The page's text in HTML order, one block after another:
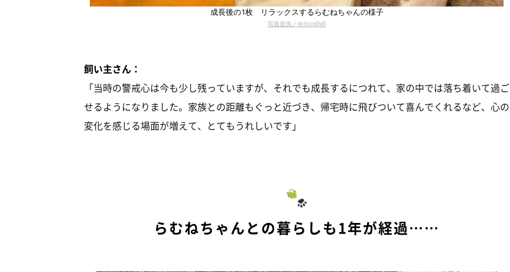
成長後の1枚 リラックスするらむねちゃんの様子
写真提供／＠nico0v0
飼い主さん：
「当時の警戒心は今も少し残っていますが、それでも成長するにつれて、家の中では落ち着いて過ご
せるようになりました。家族との距離もぐっと近づき、帰宅時に飛びついて喜んでくれるなど、心の
変化を感じる場面が増えて、とてもうれしいです」
らむねちゃんとの暮らしも1年が経過……